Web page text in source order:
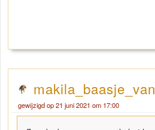
gewijzigd op 21 juni 2021 om 17:00